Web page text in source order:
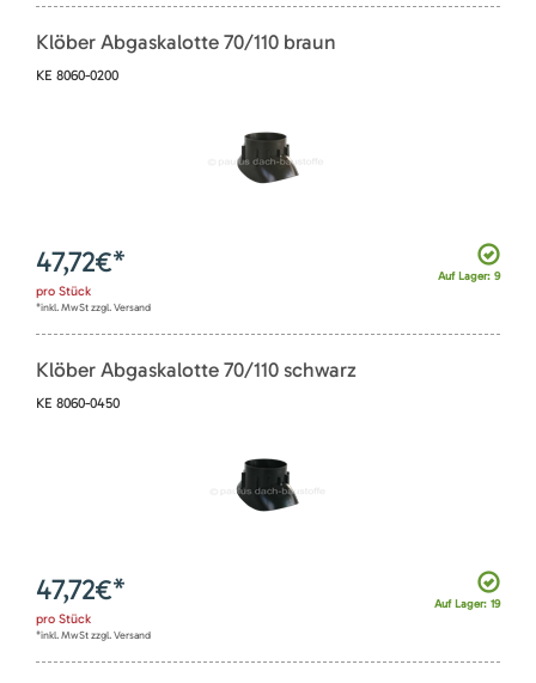
Klöber Abgaskalotte 70/110 braun
KE 8060-0200
Auf Lager: 9
47,72€*
pro Stück
*inkl. MwSt zzgl. Versand
Klöber Abgaskalotte 70/110 schwarz
KE 8060-0450
Auf Lager: 19
47,72€*
pro Stück
*inkl. MwSt zzgl. Versand